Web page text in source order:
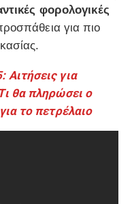
φορολογικές
για πιο
για
θα πληρώσει ο
το πετρέλαιο